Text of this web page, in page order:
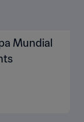
Mundial